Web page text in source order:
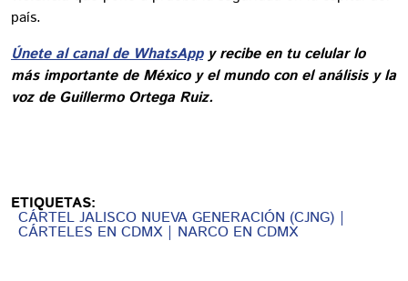
país.
Únete al canal de WhatsAppy recibe en tu celular lo
más importante de México y el mundo con el análisis y la
voz de Guillermo Ortega Ruiz.
ETIQUETAS:
CÁRTEL JALISCO NUEVA GENERACIÓN (CJNG)
CÁRTELES EN CDMX NARCO EN CDMX